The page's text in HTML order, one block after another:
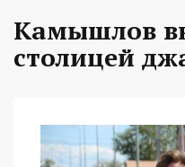
Камышлов
столицей